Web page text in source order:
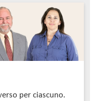
per ciascuno.